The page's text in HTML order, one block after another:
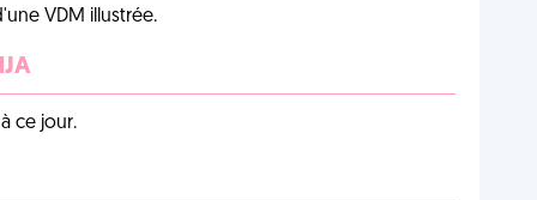
VDM illustrée.
ce jour.